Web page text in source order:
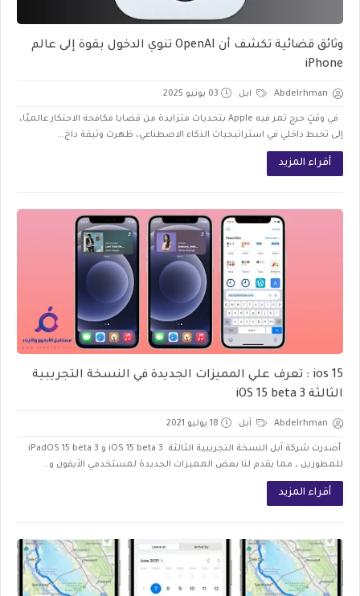
وثائق قضائية تكشف أن OpenAI تنوي الدخول بقوة إلى عالم
iPhone
Abdelrhman ابل 03 يونيو 2025
في وقتٍ حرج تمر فيه Apple بتحديات متزايدة من قضايا مكافحة الاحتكار عالميًا،
إلى تخبط داخلي في استراتيجيات الذكاء الاصطناعي، ظهرت وثيقة داخ...
أقراء المزيد
ios 15 : تعرف علي المميزات الجديدة في النسخة التجريبية
الثالثة iOS 15 beta 3
Abdelrhman اَبل 18 يوليو 2021
أصدرت شركة اَبل النسخة التجريبية الثالثة iOS 15 beta 3 و iPadOS 15 beta 3
للمطورين ، مما يقدم لنا بعض المميزات الجديدة لمستخدمي الاَيفون و...
أقراء المزيد